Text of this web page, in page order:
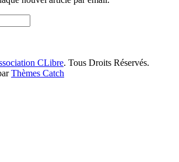
CLibre. Tous Droits Réservés.
Thèmes Catch